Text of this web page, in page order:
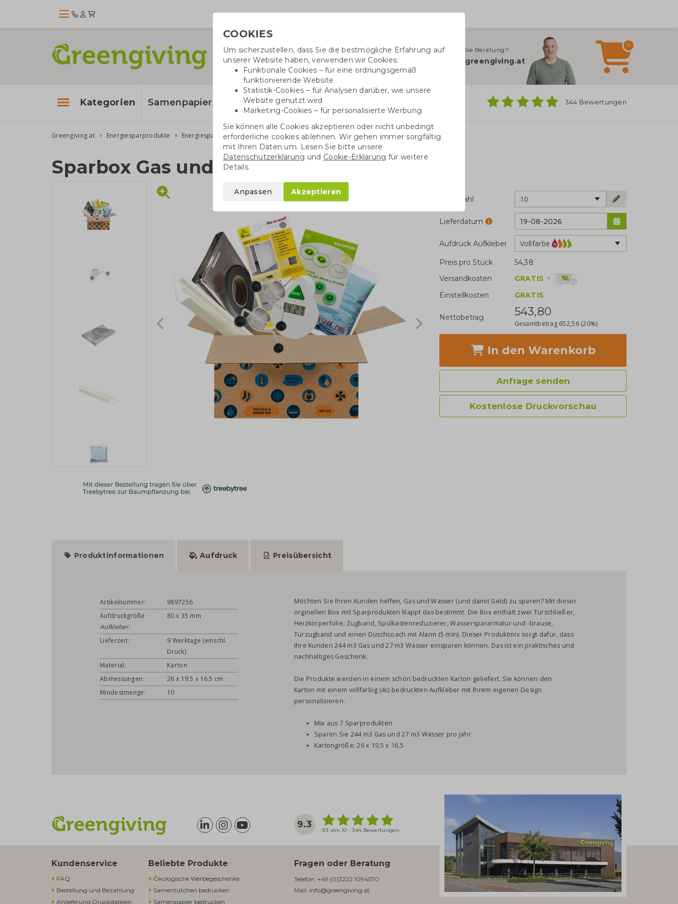
Benötigen Sie Beratung?
info@greengiving.at
0
Kategorien Samenpapier Baumwolltaschen Kugelschreiber 344 Bewertungen
Greengiving.at Energiesparprodukte Energiesparbox Sparbox Gas und Wasser
Sparbox Gas und Wasser
Stückzahl 10
Lieferdatum
Aufdruck Aufkleber Vollfarbe
Preis pro Stück
54,38
Versandkosten
GRATIS +
Einstellkosten
GRATIS
Nettobetrag 543,80
Gesamtbetrag 652,56 (20%)
In den Warenkorb
Anfrage senden
Kostenlose Druckvorschau
Produktinformationen Aufdruck Preisübersicht
Artikelnummer:
9897256
Aufdruckgröße
Aufkleber:
80 x 35 mm
Lieferzeit:
9 Werktage (einschl.
Druck)
Material:
Karton
Abmessungen:
26 x 19.5 x 16.5 cm
Mindestmenge:
10
Möchten Sie Ihren Kunden helfen, Gas und Wasser (und damit Geld) zu sparen? Mit dieser
orginellen Box mit Sparprodukten klappt das bestimmt. Die Box enthält zwei Türschließer,
Heizkörperfolie, Zugband, Spülkastenreduzierer, Wasserspararmatur und -brause,
Türzugband und einen Duschcoach mit Alarm (5 min). Dieser Produktmix sorgt dafür, dass
Ihre Kunden 244 m3 Gas und 27 m3 Wasser einsparen können. Das ist ein praktisches und
nachhaltiges Geschenk.
Die Produkte werden in einem schön bedruckten Karton geliefert. Sie können den
Karton mit einem vollfarbig (4c) bedruckten Aufkleber mit Ihrem eigenen Design
personalisieren.
Mix aus 7 Sparprodukten
Sparen Sie 244 m3 Gas und 27 m3 Wasser pro Jahr
Kartongröße: 26 x 19,5 x 16,5
9.3
9.3 von 10 - 344 Bewertungen
Kundenservice
FAQ
Bestellung und Bezahlung
Anlieferung Druckdateien
Beliebte Produkte
Ökologische Werbegeschenke​
Samentütchen bedrucken
Samenpapier bedrucken
Fragen oder Beratung
Telefon: +49 (0)3222 1094570
Mail: info@greengiving.at
COOKIES
Um sicherzustellen, dass Sie die bestmögliche Erfahrung auf
unserer Website haben, verwenden wir Cookies:
Funktionale Cookies – für eine ordnungsgemäß
funktionierende Website
Statistik-Cookies – für Analysen darüber, wie unsere
Website genutzt wird
Marketing-Cookies – für personalisierte Werbung
Sie können alle Cookies akzeptieren oder nicht unbedingt
erforderliche cookies ablehnen. Wir gehen immer sorgfältig
mit Ihren Daten um. Lesen Sie bitte unsere
Datenschutzerklärung und Cookie-Erklärung für weitere
Details.
Anpassen Akzeptieren